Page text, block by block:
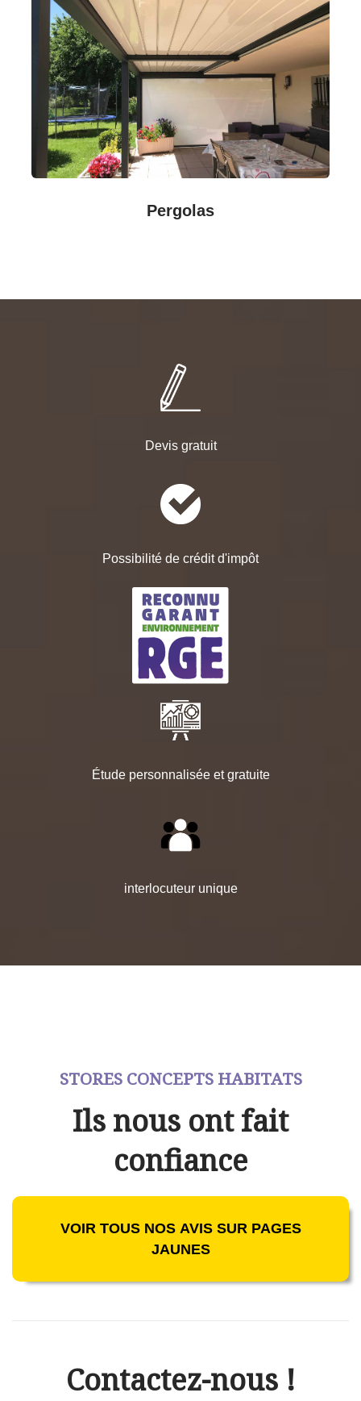
Pergolas
Devis gratuit
Possibilité de crédit d'impôt
Étude personnalisée et gratuite
interlocuteur unique
STORES CONCEPTS HABITATS
Ils nous ont fait
confiance
VOIR TOUS NOS AVIS SUR PAGES
JAUNES
Contactez-nous !